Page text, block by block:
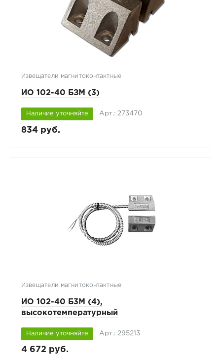
Извещатели магнитоконтактные
ИО 102-40 БЗМ (3)
Наличие уточняйте Арт.: 273470
834 руб.
Извещатели магнитоконтактные
ИО 102-40 Б3М (4),
высокотемпературный
Наличие уточняйте Арт.: 295213
4 672 руб.